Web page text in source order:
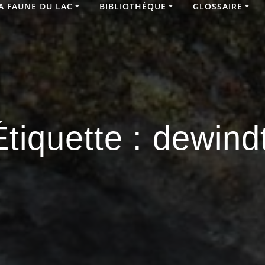
FAUNE DU LAC BIBLIOTHÈQUE GLOSSAIRE
: